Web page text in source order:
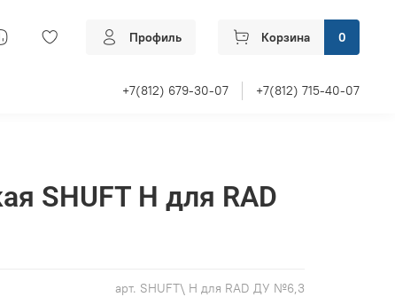
Профиль Корзина 0
+7(812) 679-30-07 +7(812) 715-40-07
арт. SHUFT\ Н для RAD ДУ №6,3
SHUFT Н для RAD